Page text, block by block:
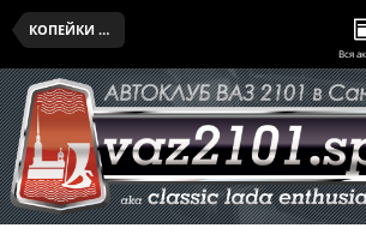
КОПЕЙКИ КЛУБА
Вся